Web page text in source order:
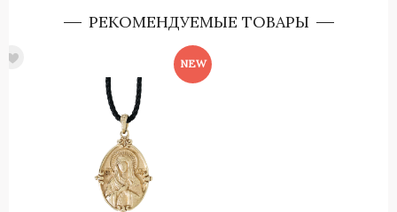
РЕКОМЕНДУЕМЫЕ ТОВАРЫ